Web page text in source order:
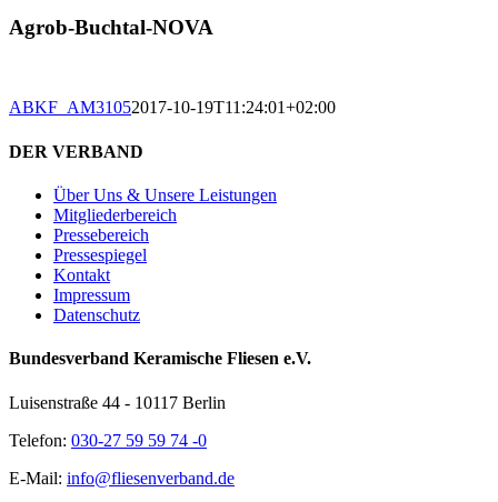
Agrob-Buchtal-NOVA
ABKF_AM31052017-10-19T11:24:01+02:00
DER VERBAND
Über Uns & Unsere Leistungen
Mitgliederbereich
Pressebereich
Pressespiegel
Kontakt
Impressum
Datenschutz
Bundesverband Keramische Fliesen e.V.
Luisenstraße 44 - 10117 Berlin
Telefon: 030-27 59 59 74 -0
E-Mail: info@fliesenverband.de